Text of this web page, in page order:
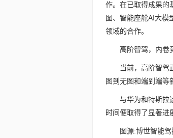
作。在已取得成果的
图、智能座舱AI大模
领域的合作。
高阶智驾，内卷
当前，高阶智驾
图到无图和端到端等
与华为和特斯拉
时间便取得了显著进
图源:博世智能驾